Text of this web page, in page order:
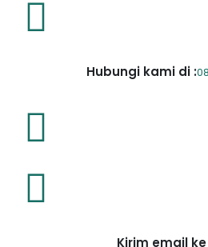
Hubungi kami di :
Kirim email